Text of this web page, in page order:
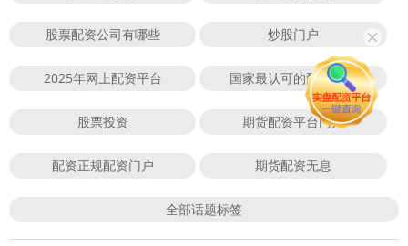
股票配资公司有哪些 炒股门户
2025年网上配资平台 国家最认可的配资平台
股票投资 期货配资平台门户
配资正规配资门户 期货配资无息
全部话题标签